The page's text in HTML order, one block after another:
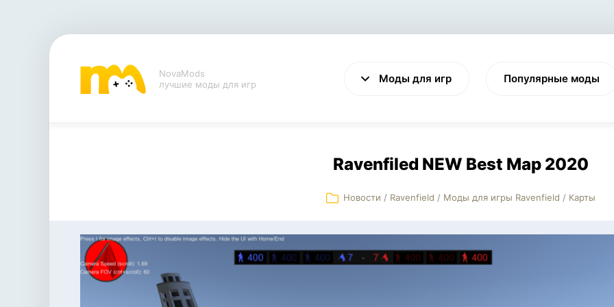
NovaMods
лучшие моды для игр
Моды для игр
VALHEIM CYBERPUNK 2077
Популярные моды
Ravenfiled NEW Best Map 2020
Новости / Ravenfield / Моды для игры Ravenfield / Карты